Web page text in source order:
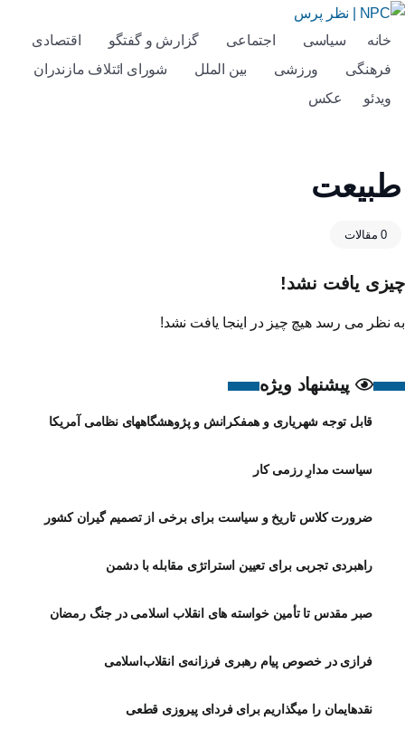
خانه سیاسی اجتماعی گزارش و گفتگو
اقتصادی
فرهنگی
ورزشی بین الملل
شورای ائتلاف مازندران
ویدئو
عکس
طبیعت
0 مقالات
چیزی یافت نشد!
به نظر می رسد هیچ چیز در اینجا یافت نشد!
پیشنهاد ویژه
قابل توجه شهریاری و همفکرانش و پژوهشگاههای نظامی آمریکا
سیاست مدارِ رزمی کار
ضرورت کلاس تاریخ و سیاست برای برخی از تصمیم گیران کشور
راهبردی تجربی برای تعیین استراتژی مقابله با دشمن
صبر مقدس تا تأمین خواسته های انقلاب اسلامی در جنگ رمضان
فرازی در خصوص پیام رهبری فرزانه‌ی انقلاب‌اسلامی
نقدهایمان را میگذاریم برای فردای پیروزی قطعی